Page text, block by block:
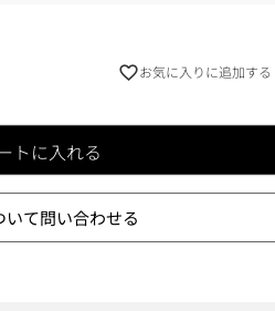
お気に入りに追加する
トに入れる
いて問い合わせる